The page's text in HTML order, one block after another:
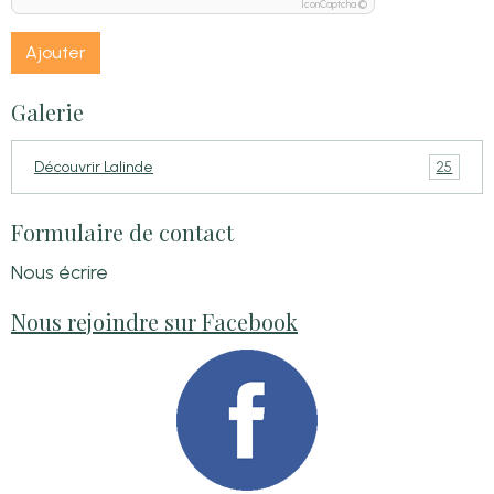
IconCaptcha ©
Ajouter
Galerie
Découvrir Lalinde 25
Formulaire de contact
Nous écrire
Nous rejoindre sur Facebook